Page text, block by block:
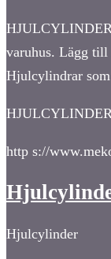
varuhus. Lägg
Hjulcylindrar
http s://
Hjulcylinder